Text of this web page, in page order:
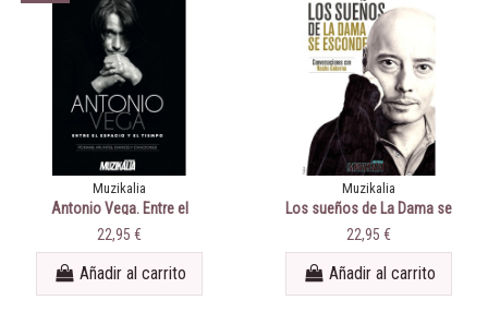
Muzikalia
Antonio Vega. Entre el
espacio y el tiempo. Poemas,
apuntes, diarios y canciones.
22,95 €
Añadir al carrito
Muzikalia
Los sueños de La Dama se
Esconde. Conversaciones
con Nacho Goberna
22,95 €
Añadir al carrito